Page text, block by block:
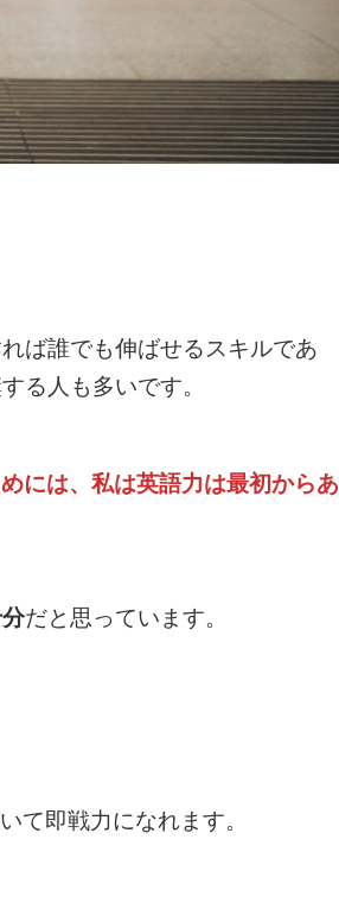
ば誰でも伸ばせるスキルであ
る人も多いです。
には、私は英語力は最初からあ
だと思っています。
て即戦力になれます。